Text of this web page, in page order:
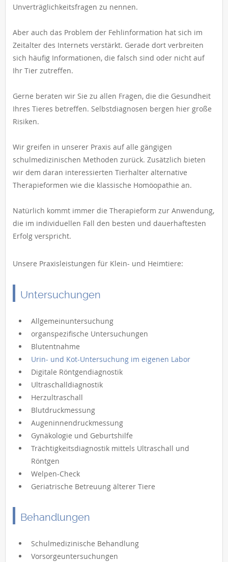
Unverträglichkeitsfragen zu nennen.
Aber auch das Problem der Fehlinformation hat sich im
Zeitalter des Internets verstärkt. Gerade dort verbreiten
sich häufig Informationen, die falsch sind oder nicht auf
Ihr Tier zutreffen.
Gerne beraten wir Sie zu allen Fragen, die die Gesundheit
Ihres Tieres betreffen. Selbstdiagnosen bergen hier große
Risiken.
Wir greifen in unserer Praxis auf alle gängigen
schulmedizinischen Methoden zurück. Zusätzlich bieten
wir dem daran interessierten Tierhalter alternative
Therapieformen wie die klassische Homöopathie an.
Natürlich kommt immer die Therapieform zur Anwendung,
die im individuellen Fall den besten und dauerhaftesten
Erfolg verspricht.
Unsere Praxisleistungen für Klein- und Heimtiere:
Untersuchungen
Allgemeinuntersuchung
organspezifische Untersuchungen
Blutentnahme
Urin- und Kot-Untersuchung im eigenen Labor
Digitale Röntgendiagnostik
Ultraschalldiagnostik
Herzultraschall
Blutdruckmessung
Augeninnendruckmessung
Gynäkologie und Geburtshilfe
Trächtigkeitsdiagnostik mittels Ultraschall und
Röntgen
Welpen-Check
Geriatrische Betreuung älterer Tiere
Behandlungen
Schulmedizinische Behandlung
Vorsorgeuntersuchungen